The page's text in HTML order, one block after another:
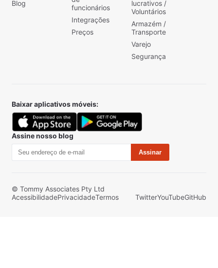
Blog
funcionários
Integrações
Preços
lucrativos /
Voluntários
Armazém /
Transporte
Varejo
Segurança
Baixar aplicativos móveis:
Assine nosso blog
Assinar
© Tommy Associates Pty Ltd
AcessibilidadePrivacidadeTermos TwitterYouTubeGitHub